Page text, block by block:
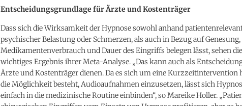
Entscheidungsgrundlage für Ärzte und Kostenträger
Dass sich die Wirksamkeit der Hypnose sowohl anhand
psychischer Belastung oder Schmerzen, als auch in Bezug auf Genesung,
Medikamentenverbrauch und Dauer des Eingriffs belegen lässt, sehen
wichtiges Ergebnis ihrer Meta-Analyse. „Das kann auch als
Ärzte und Kostenträger dienen. Da es sich um eine Kurzzeitintervention
die Möglichkeit besteht, Audioaufnahmen einzusetzen, lässt sich
einfach in die medizinische Routine einbinden“, so Mareike Holler.